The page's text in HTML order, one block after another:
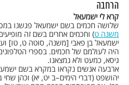
הרחבה
קרא לי ישמעאל
שלושה חכמים בשם ישמעאל פגשנו
משנה ט) וחכמים אחרים בשם זה
ישמעאל בן פאבי [משנה, סוטה ט, טו]
היה לעולמם של חכמים. בספרי
גיסא, כמעט ולא נמצאנו.
ארבעה אנשים נקראו במקרא בשם
יהושפט (דברי הימים–ב יט, יא) וכהן